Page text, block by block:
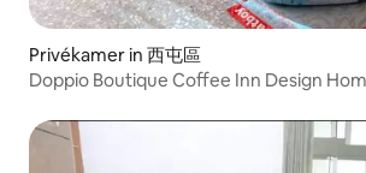
Privékamer in 西屯區
Doppio Boutique Coffee Inn Design
meter van het Shihfu Station, rustig